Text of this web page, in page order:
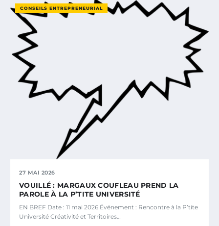
CONSEILS ENTREPRENEURIAL
27 MAI 2026
VOUILLÉ : MARGAUX COUFLEAU PREND LA
PAROLE À LA P’TITE UNIVERSITÉ
EN BREF Date : 11 mai 2026 Événement : Rencontre à la P’tite
Université Créativité et Territoires…